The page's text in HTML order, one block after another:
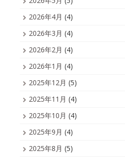
2026年4月 (4)
2026年3月 (4)
2026年2月 (4)
2026年1月 (4)
2025年12月 (5)
2025年11月 (4)
2025年10月 (4)
2025年9月 (4)
2025年8月 (5)